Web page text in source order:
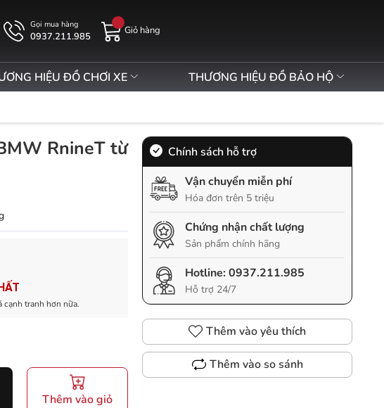
Gọi mua hàng
0937.211.985
Giỏ hàng
HIỆU ĐỒ CHƠI XE THƯƠNG HIỆU ĐỒ BẢO HỘ
RnineT từ
cạnh tranh hơn nữa.
Thêm vào giỏ
Chính sách hỗ trợ
Vận chuyển miễn phí
Hóa đơn trên 5 triệu
Chứng nhận chất lượng
Sản phẩm chính hãng
Hotline:0937.211.985
Hỗ trợ 24/7
Thêm vào yêu thích
Thêm vào so sánh